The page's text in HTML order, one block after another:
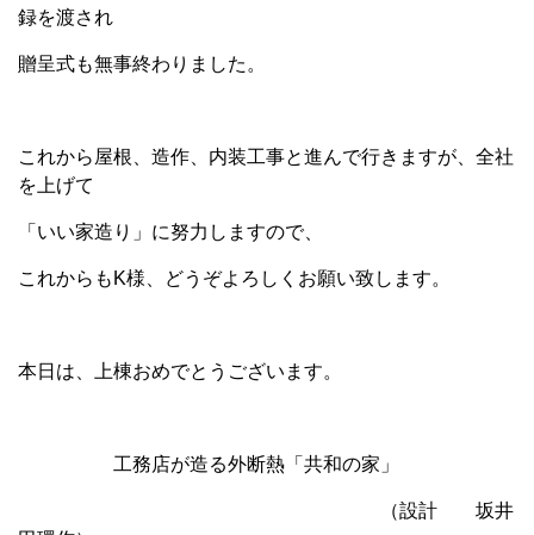
録を渡され
贈呈式も無事終わりました。
これから屋根、造作、内装工事と進んで行きますが、全社
を上げて
「いい家造り」に努力しますので、
これからもK様、どうぞよろしくお願い致します。
本日は、上棟おめでとうございます。
工務店が造る外断熱「共和の家」
（設計 坂井